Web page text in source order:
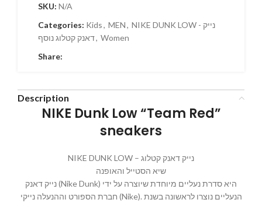
SKU: N/A
Categories: Kids, MEN, NIKE DUNK LOW - נייק
דאנק קטלוג נוסף, Women
Share:
Description
NIKE Dunk Low “Team Red”
sneakers
NIKE DUNK LOW – נייק דאנק קטלוג
שיא הסטייל והאופנה
נייק דאנק (Nike Dunk) היא סדרת נעליים מיוחדת שיוצרה על ידי
חברת הספורט וההנעלה נייקי (Nike). הנעליים נוצרו לראשונה בשנת